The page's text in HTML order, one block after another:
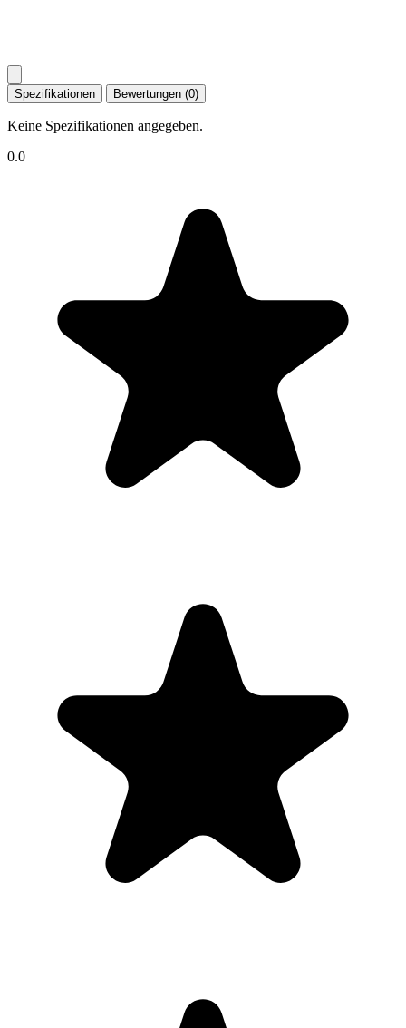
Spezifikationen Bewertungen (0)
Keine Spezifikationen angegeben.
0.0